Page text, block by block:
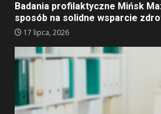
Badania profilaktyczne Mińsk
sposób na solidne wsparcie
17 lipca, 2026